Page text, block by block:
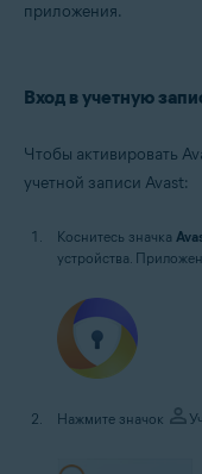
приложения.
Вход в учетную
Чтобы активировать
учетной записи Avast:
Коснитесь значка
устройства.
Нажмите значок